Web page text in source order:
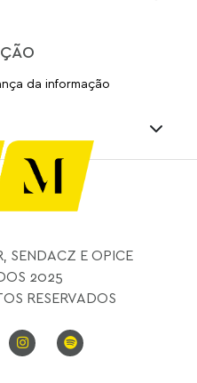
da informação
SENDACZ E OPICE
2025
RESERVADOS